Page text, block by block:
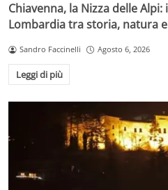
Chiavenna, la Nizza delle
Lombardia tra storia, natura
Sandro Faccinelli Agosto 6, 2026
Leggi di più